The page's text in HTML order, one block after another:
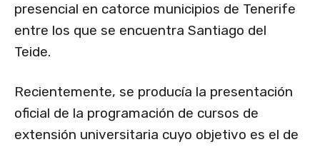
presencial en catorce municipios de Tenerife
entre los que se encuentra Santiago del
Teide.
Recientemente, se producía la presentación
oficial de la programación de cursos de
extensión universitaria cuyo objetivo es el de